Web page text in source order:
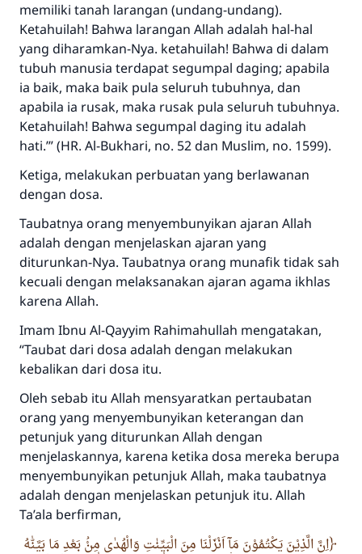
memiliki tanah larangan (undang-undang).
Ketahuilah! Bahwa larangan Allah adalah hal-hal
yang diharamkan-Nya. ketahuilah! Bahwa di dalam
tubuh manusia terdapat segumpal daging; apabila
ia baik, maka baik pula seluruh tubuhnya, dan
apabila ia rusak, maka rusak pula seluruh tubuhnya.
Ketahuilah! Bahwa segumpal daging itu adalah
hati.’”(HR. Al-Bukhari, no. 52 dan Muslim, no. 1599).
Ketiga, melakukan perbuatan yang berlawanan
dengan dosa.
Taubatnya orang menyembunyikan ajaran Allah
adalah dengan menjelaskan ajaran yang
diturunkan-Nya. Taubatnya orang munafik tidak sah
kecuali dengan melaksanakan ajaran agama ikhlas
karena Allah.
Imam Ibnu Al-Qayyim Rahimahullah mengatakan,
“Taubat dari dosa adalah dengan melakukan
kebalikan dari dosa itu.
Oleh sebab itu Allah mensyaratkan pertaubatan
orang yang menyembunyikan keterangan dan
petunjuk yang diturunkan Allah dengan
menjelaskannya, karena ketika dosa mereka berupa
menyembunyikan petunjuk Allah, maka taubatnya
adalah dengan menjelaskan petunjuk itu. Allah
Ta’ala berfirman,
اِنَّ الَّذِيْنَ يَكْتُمُوْنَ مَآ اَنْزَلْنَا مِنَ الْبَيِّنٰتِ وَالْهُدٰى مِنْۢ بَعْدِ مَا بَيَّنّٰهُ